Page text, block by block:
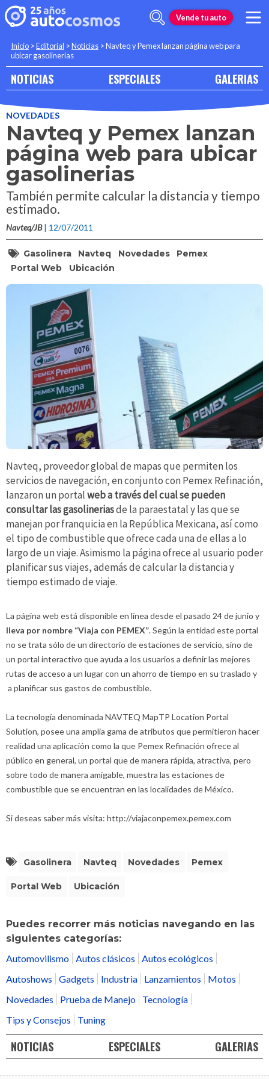
Vende tu auto
Inicio >Editorial >Noticias >Navteq y Pemex lanzan página web para
ubicar gasolinerias
NOTICIAS ESPECIALES GALERIAS
NOVEDADES
Navteq y Pemex lanzan
página web para ubicar
gasolinerias
También permite calcular la distancia y tiempo
estimado.
Navteq/JB | 12/07/2011
Gasolinera Navteq Novedades
Pemex
Portal Web
Ubicación
Navteq, proveedor global de mapas que permiten los
servicios de navegación, en conjunto con Pemex Refinación,
lanzaron un portalweb a través del cual se pueden
consultar las gasolineriasde la paraestatal y las que se
manejan por franquicia en la República Mexicana, así como
el tipo de combustible que ofrece cada una de ellas a lo
largo de un viaje. Asimismo la página ofrece al usuario poder
planificar sus viajes, además de calcular la distancia y
tiempo estimado de viaje.
La página web está disponible en línea desde el pasado 24 de junio y
lleva por nombre “Viaja con PEMEX”. Según la entidad este portal
no se trata sólo de un directorio de estaciones de servicio, sino de
un portal interactivo que ayuda a los usuarios a definir las mejores
rutas de acceso a un lugar con un ahorro de tiempo en su traslado y
a planificar sus gastos de combustible.
La tecnología denominada NAVTEQ MapTP Location Portal
Solution, posee una amplia gama de atributos que permitieron hacer
realidad una aplicación como la que Pemex Refinación ofrece al
público en general, un portal que de manera rápida, atractiva, pero
sobre todo de manera amigable, muestra las estaciones de
combustible que se encuentran en las localidades de México.
Si deseas saber más visita: http://viajaconpemex.pemex.com
Gasolinera Navteq Novedades Pemex
Portal Web Ubicación
Puedes recorrer más noticias navegando en las
siguientes categorías:
Automovilismo Autos clásicos
Autos ecológicos
Autoshows
Gadgets Industria Lanzamientos
Motos
Novedades
Prueba de Manejo
Tecnología
Tips y Consejos
Tuning
NOTICIAS ESPECIALES GALERIAS